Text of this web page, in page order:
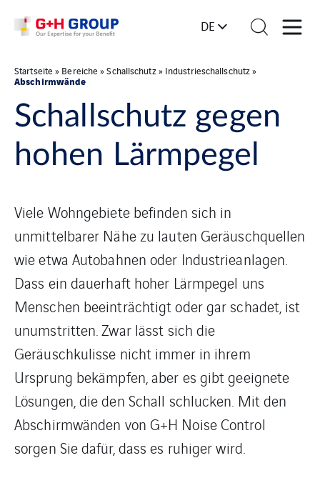
DE
Startseite » Bereiche »Schallschutz» Industrieschallschutz»
Abschirmwände
Schallschutz gegen
hohen Lärmpegel
Viele Wohngebiete befinden sich in
unmittelbarer Nähe zu lauten Geräuschquellen
wie etwa Autobahnen oder Industrieanlagen.
Dass ein dauerhaft hoher Lärmpegel uns
Menschen beeinträchtigt oder gar schadet, ist
unumstritten. Zwar lässt sich die
Geräuschkulisse nicht immer in ihrem
Ursprung bekämpfen, aber es gibt geeignete
Lösungen, die den Schall schlucken. Mit den
Abschirmwänden von G+H Noise Control
sorgen Sie dafür, dass es ruhiger wird.